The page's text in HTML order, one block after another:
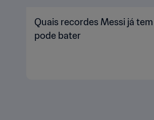
Quais recordes Messi já
pode bater